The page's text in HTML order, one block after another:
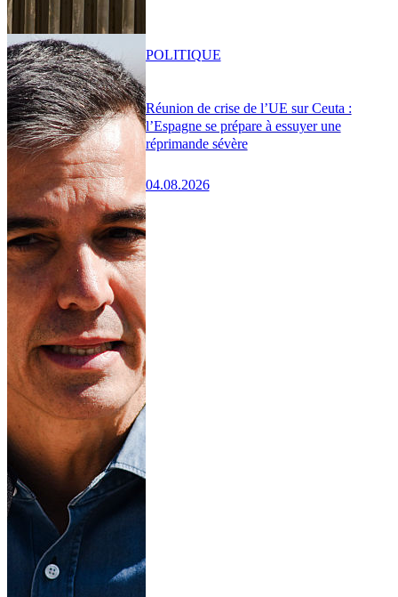
Réunion de crise de l’UE sur Ceuta :
l’Espagne se prépare à essuyer une
réprimande sévère
04.08.2026
POLITIQUE